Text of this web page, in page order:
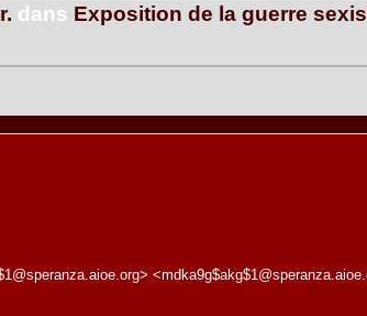
dans Exposition de la guerre